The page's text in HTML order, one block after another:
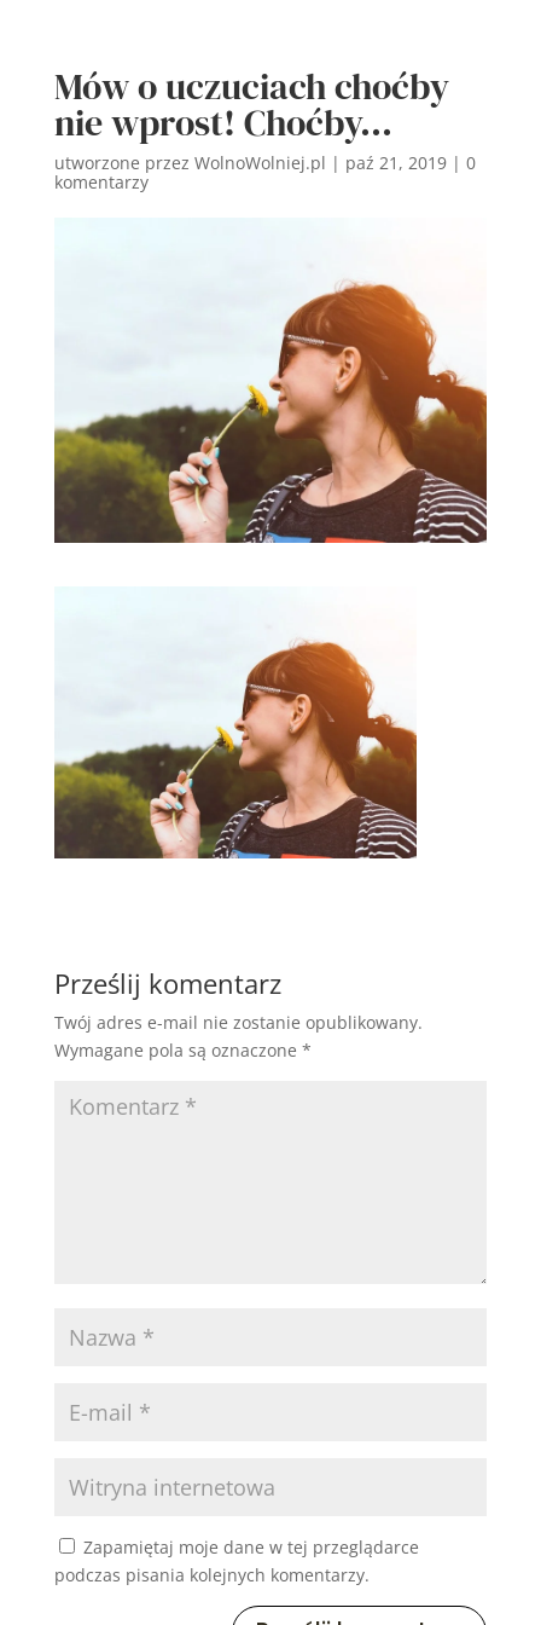
Mów o uczuciach choćby
nie wprost! Choćby…
utworzone przez WolnoWolniej.pl | paź 21, 2019| 0
komentarzy
Prześlij komentarz
Twój adres e-mail nie zostanie opublikowany.
Wymagane pola są oznaczone *
Zapamiętaj moje dane w tej przeglądarce
podczas pisania kolejnych komentarzy.